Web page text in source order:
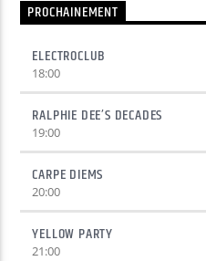
Yellow Party
PROCHAINEMENT
ELECTROCLUB
18:00
RALPHIE DEE’S DECADES
19:00
CARPE DIEMS
20:00
YELLOW PARTY
21:00